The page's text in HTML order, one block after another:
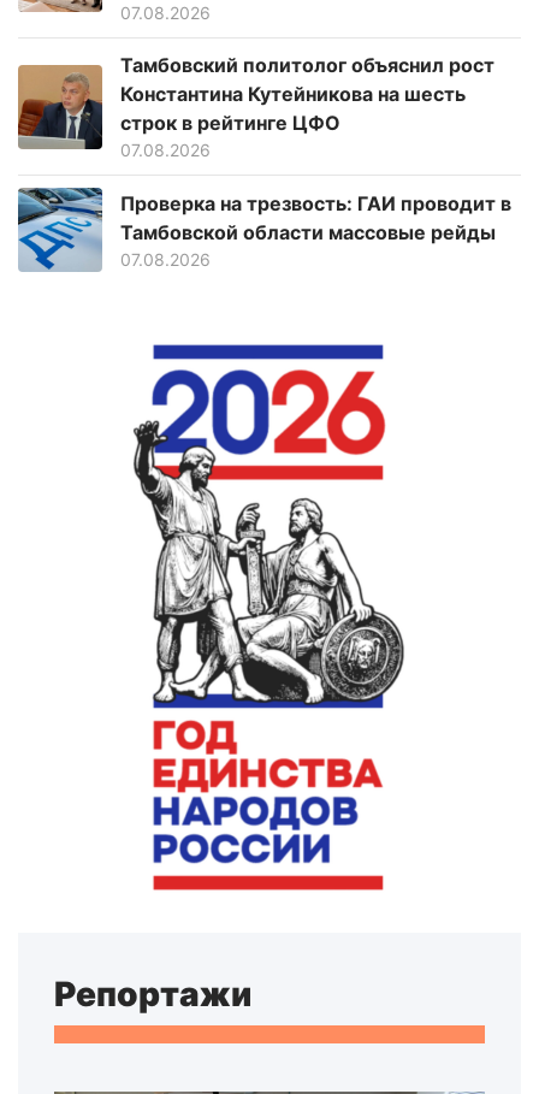
07.08.2026
Тамбовский политолог объяснил рост
Константина Кутейникова на шесть
строк в рейтинге ЦФО
07.08.2026
Проверка на трезвость: ГАИ проводит в
Тамбовской области массовые рейды
07.08.2026
Репортажи